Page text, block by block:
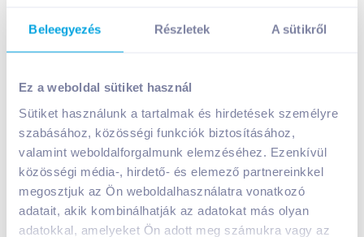
Beleegyezés Részletek A sütikről
Ez a weboldal sütiket használ
Sütiket használunk a tartalmak és hirdetések személyre
szabásához, közösségi funkciók biztosításához,
valamint weboldalforgalmunk elemzéséhez. Ezenkívül
közösségi média-, hirdető- és elemező partnereinkkel
megosztjuk az Ön weboldalhasználatra vonatkozó
adatait, akik kombinálhatják az adatokat más olyan
adatokkal, amelyeket Ön adott meg számukra vagy az
konzerv 415 g májjal
349 Ft / db
841 Ft / kg
Kosárba
1 karton = 24 db
+1 karton a kosárba
baromfi
Kosárba
1 karton = 24 db
+1 karton a kosárba